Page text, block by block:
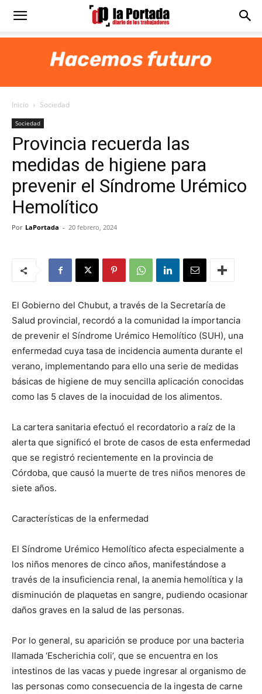
Diario
Portada
Inicio Sociedad
Sociedad
Provincia recuerda las
medidas de higiene para
prevenir el Síndrome Urémico
Hemolítico
Por LaPortada - 20 febrero, 2024
El Gobierno del Chubut, a través de la Secretaría de
Salud provincial, recordó a la comunidad la importancia
de prevenir el Síndrome Urémico Hemolítico (SUH), una
enfermedad cuya tasa de incidencia aumenta durante el
verano, implementando para ello una serie de medidas
básicas de higiene de muy sencilla aplicación conocidas
como las 5 claves de la inocuidad de los alimentos.
La cartera sanitaria efectuó el recordatorio a raíz de la
alerta que significó el brote de casos de esta enfermedad
que se registró recientemente en la provincia de
Córdoba, que causó la muerte de tres niños menores de
siete años.
Características de la enfermedad
El Síndrome Urémico Hemolítico afecta especialmente a
los niños menores de cinco años, manifestándose a
través de la insuficiencia renal, la anemia hemolítica y la
disminución de plaquetas en sangre, pudiendo ocasionar
daños graves en la salud de las personas.
Por lo general, su aparición se produce por una bacteria
llamada ‘Escherichia coli’, que se encuentra en los
intestinos de las vacas y puede ingresar al organismo de
las personas como consecuencia de la ingesta de carne